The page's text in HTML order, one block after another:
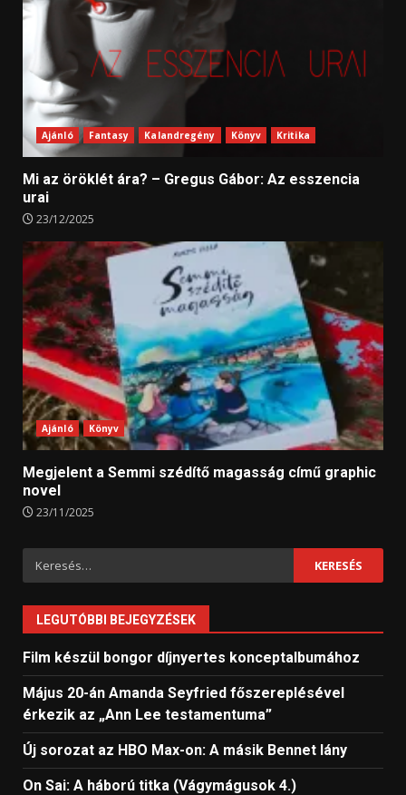
Ajánló Fantasy Kalandregény Könyv Kritika
Mi az öröklét ára? – Gregus Gábor: Az esszencia
urai
23/12/2025
Ajánló Könyv
Megjelent a Semmi szédítő magasság című graphic
novel
23/11/2025
Keresés:
LEGUTÓBBI BEJEGYZÉSEK
Film készül bongor díjnyertes konceptalbumához
Május 20-án Amanda Seyfried főszereplésével
érkezik az „Ann Lee testamentuma”
Új sorozat az HBO Max-on: A másik Bennet lány
On Sai: A ​háború titka (Vágymágusok 4.)